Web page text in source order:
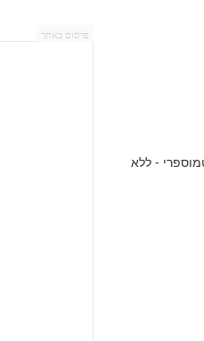
רוח זעיר - 5.3 מ"ש. לחץ אטמוספרי - ללא
פרסום באתר